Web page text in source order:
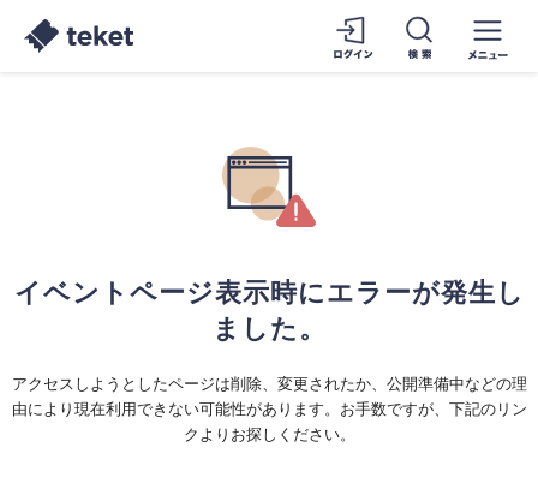
イベントページ表示時にエラーが発生し
ました。
アクセスしようとしたページは削除、変更されたか、公開準備中などの理
由により現在利用できない可能性があります。お手数ですが、下記のリン
クよりお探しください。